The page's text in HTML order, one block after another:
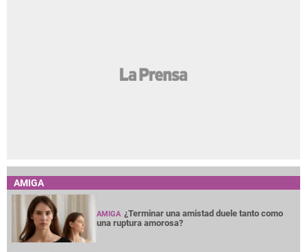
AMIGA
AMIGA ¿Terminar una amistad duele tanto como
una ruptura amorosa?